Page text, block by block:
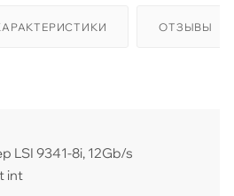
ОТЗЫВЫ
LSI 9341-8i, 12Gb/s
int